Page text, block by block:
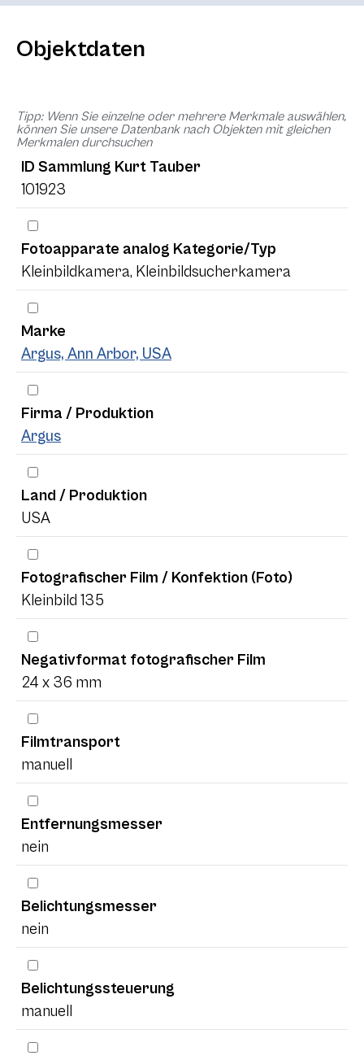
Objektdaten
Tipp: Wenn Sie einzelne oder mehrere Merkmale auswählen,
können Sie unsere Datenbank nach Objekten mit gleichen
Merkmalen durchsuchen
ID Sammlung Kurt Tauber
101923
Fotoapparate analog Kategorie/Typ
Kleinbildkamera, Kleinbildsucherkamera
Marke
Argus, Ann Arbor, USA
Firma / Produktion
Argus
Land / Produktion
USA
Fotografischer Film / Konfektion (Foto)
Kleinbild 135
Negativformat fotografischer Film
24 x 36 mm
Filmtransport
manuell
Entfernungsmesser
nein
Belichtungsmesser
nein
Belichtungssteuerung
manuell